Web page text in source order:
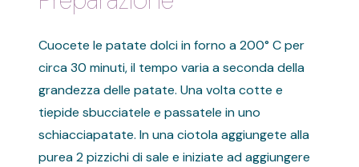
Cuocete le patate dolci in forno a 200° C per
circa 30 minuti, il tempo varia a seconda della
grandezza delle patate. Una volta cotte e
tiepide sbucciatele e passatele in uno
schiacciapatate. In una ciotola aggiungete alla
purea 2 pizzichi di sale e iniziate ad aggiungere